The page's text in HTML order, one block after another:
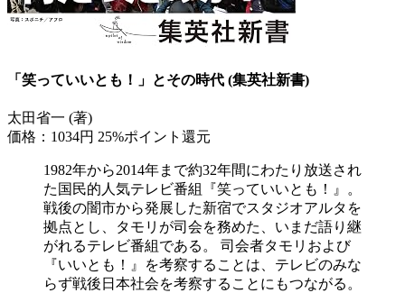
「笑っていいとも！」とその時代 (集英社新書)
太田省一 (著)
価格：1034円 25%ポイント還元
1982年から2014年まで約32年間にわたり放送され
た国民的人気テレビ番組『笑っていいとも！』。
戦後の闇市から発展した新宿でスタジオアルタを
拠点とし、タモリが司会を務めた、いまだ語り継
がれるテレビ番組である。 司会者タモリおよび
『いいとも！』を考察することは、テレビのみな
らず戦後日本社会を考察することにもつながる。